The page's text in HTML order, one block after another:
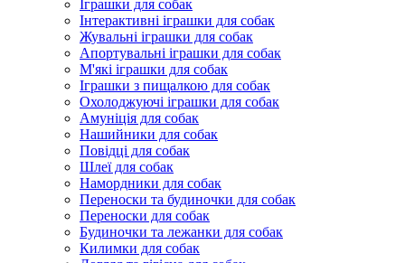
Іграшки для собак
Інтерактивні іграшки для собак
Жувальні іграшки для собак
Апортувальні іграшки для собак
М'які іграшки для собак
Іграшки з пищалкою для собак
Охолоджуючі іграшки для собак
Амуніція для собак
Нашийники для собак
Повідці для собак
Шлеї для собак
Намордники для собак
Переноски та будиночки для собак
Переноски для собак
Будиночки та лежанки для собак
Килимки для собак